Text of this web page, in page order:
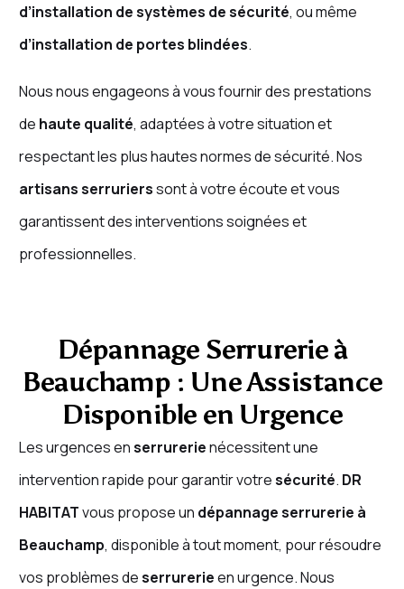
d’installation de systèmes de sécurité, ou même
d’installation de portes blindées.
Nous nous engageons à vous fournir des prestations
de haute qualité, adaptées à votre situation et
respectant les plus hautes normes de sécurité. Nos
artisans serrurierssont à votre écoute et vous
garantissent des interventions soignées et
professionnelles.
Dépannage Serrurerie à
Beauchamp : Une Assistance
Disponible en Urgence
Les urgences enserrurerienécessitent une
intervention rapide pour garantir votresécurité. DR
HABITATvous propose un dépannage serrurerie à
Beauchamp, disponible à tout moment, pour résoudre
vos problèmes deserrurerieen urgence. Nous